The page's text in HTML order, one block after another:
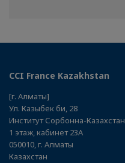
CCI France Kazakhstan
[г. Алматы]
Ул. Казыбек би, 28
Институт Сорбонна-Казахстан
1 этаж, кабинет 23А
050010, г. Алматы
Казахстан